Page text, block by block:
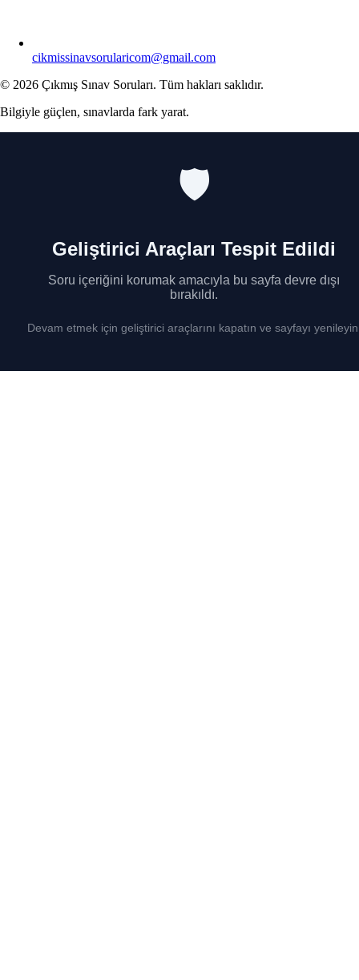
cikmissinavsorularicom@gmail.com
© 2026 Çıkmış Sınav Soruları. Tüm hakları saklıdır.
Bilgiyle güçlen, sınavlarda fark yarat.
🛡️
Geliştirici Araçları Tespit Edildi
Soru içeriğini korumak amacıyla bu sayfa devre dışı
bırakıldı.
Devam etmek için geliştirici araçlarını kapatın ve sayfayı